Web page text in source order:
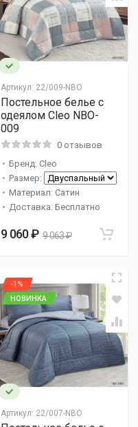
Артикул: 22/009-NBO
Постельное белье с
одеялом Cleo NBO-
009
0 отзывов
Бренд: Cleo
Размер:
Материал: Сатин
Доставка: Бесплатно
9 060 ₽ 9 063 ₽
Артикул: 22/007-NBO
-1%
НОВИНКА